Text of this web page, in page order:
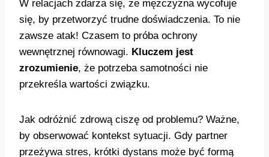
W relacjach zdarza się, że mężczyzna wycofuje
się, by przetworzyć trudne doświadczenia. To nie
zawsze atak! Czasem to próba ochrony
wewnętrznej równowagi. Kluczem jest
zrozumienie, że potrzeba samotności nie
przekreśla wartości związku.
Jak odróżnić zdrową ciszę od problemu? Ważne,
by obserwować kontekst sytuacji. Gdy partner
przeżywa stres, krótki dystans może być formą